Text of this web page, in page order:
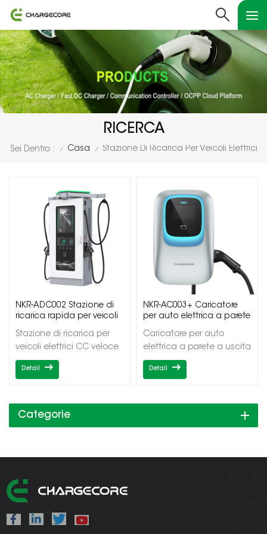
RICERCA
Sei Dentro : / Casa / Stazione Di Ricarica Per Veicoli Elettrici
NKR-ADC002 Stazione di
ricarica rapida per veicoli
Stazione di ricarica per
veicoli elettrici CC veloce
Potenza in uscita
Detail
NKR-AC003+ Caricatore
per auto elettrica a parete
Caricatore per auto
elettrica a parete a uscita
singolaPotenza in uscita
Detail
Categorie